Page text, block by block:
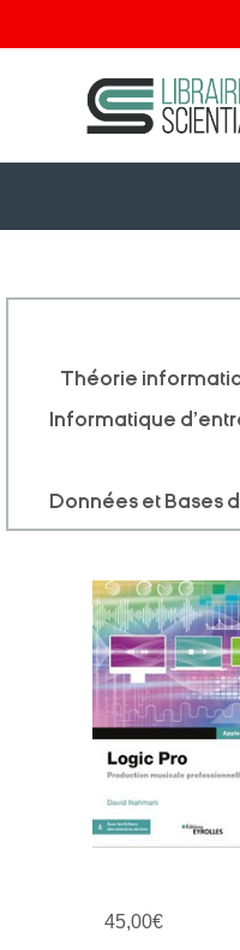
Théorie
Informatique
Données et Bases
45,00€